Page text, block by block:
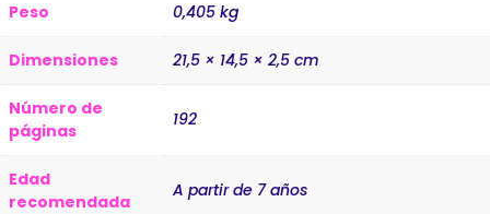
Peso 0,405 kg
Dimensiones 21,5 × 14,5 × 2,5 cm
Número de
páginas
192
Edad
recomendada
A partir de 7 años